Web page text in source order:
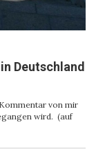
Deutschland
von mir
wird. (auf